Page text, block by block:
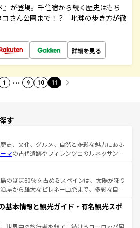
が登場。千住宿から続く歴史はもち
コさん公園まで！？ 地球の歩き方が徹
詳細を見る
1 … 9 10 11
す
史、文化、グルメ、自然と多彩な魅力にあふ
マの古代遺跡やフィレンツェのルネッサンス
ーナの美しい田園風景やアマルフィ海岸の絶
景観も見逃せない。観光の合間には、本場の
など、絶品のイタリア料理を堪能することも
イタリアで、忘れられない旅をしてみよう！
イタリア情報は
のほぼ80％を占めるスペインは、太陽が降り
岸から雄大なピレネー山脈まで、多彩な自然
この国では、情熱的なフラメンコ、熱気あふ
して美味しいタパスが生活の一部となってい
リードの洗練された雰囲気や、バルセロナの
基本情報と観光ガイド・有名観光スポ
世界中の旅行者を魅了し続けるヨーロッパ屈